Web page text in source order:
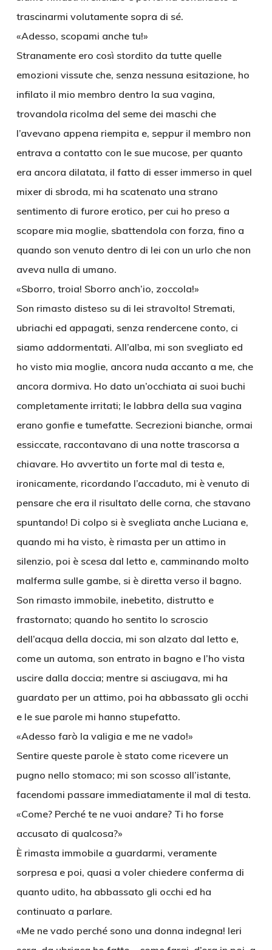
trascinarmi volutamente sopra di sé.
«Adesso, scopami anche tu!»
Stranamente ero così stordito da tutte quelle
emozioni vissute che, senza nessuna esitazione, ho
infilato il mio membro dentro la sua vagina,
trovandola ricolma del seme dei maschi che
l’avevano appena riempita e, seppur il membro non
entrava a contatto con le sue mucose, per quanto
era ancora dilatata, il fatto di esser immerso in quel
mixer di sbroda, mi ha scatenato una strano
sentimento di furore erotico, per cui ho preso a
scopare mia moglie, sbattendola con forza, fino a
quando son venuto dentro di lei con un urlo che non
aveva nulla di umano.
«Sborro, troia! Sborro anch’io, zoccola!»
Son rimasto disteso su di lei stravolto! Stremati,
ubriachi ed appagati, senza rendercene conto, ci
siamo addormentati. All’alba, mi son svegliato ed
ho visto mia moglie, ancora nuda accanto a me, che
ancora dormiva. Ho dato un’occhiata ai suoi buchi
completamente irritati; le labbra della sua vagina
erano gonfie e tumefatte. Secrezioni bianche, ormai
essiccate, raccontavano di una notte trascorsa a
chiavare. Ho avvertito un forte mal di testa e,
ironicamente, ricordando l’accaduto, mi è venuto di
pensare che era il risultato delle corna, che stavano
spuntando! Di colpo si è svegliata anche Luciana e,
quando mi ha visto, è rimasta per un attimo in
silenzio, poi è scesa dal letto e, camminando molto
malferma sulle gambe, si è diretta verso il bagno.
Son rimasto immobile, inebetito, distrutto e
frastornato; quando ho sentito lo scroscio
dell’acqua della doccia, mi son alzato dal letto e,
come un automa, son entrato in bagno e l’ho vista
uscire dalla doccia; mentre si asciugava, mi ha
guardato per un attimo, poi ha abbassato gli occhi
e le sue parole mi hanno stupefatto.
«Adesso farò la valigia e me ne vado!»
Sentire queste parole è stato come ricevere un
pugno nello stomaco; mi son scosso all’istante,
facendomi passare immediatamente il mal di testa.
«Come? Perché te ne vuoi andare? Ti ho forse
accusato di qualcosa?»
È rimasta immobile a guardarmi, veramente
sorpresa e poi, quasi a voler chiedere conferma di
quanto udito, ha abbassato gli occhi ed ha
continuato a parlare.
«Me ne vado perché sono una donna indegna! Ieri